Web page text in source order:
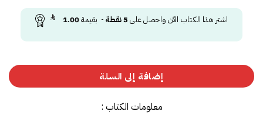
اشتر هذا الكتاب الآن واحصل على 5نقطة- بقيمة1.00
إضافة إلى السلة
معلومات الكتاب :